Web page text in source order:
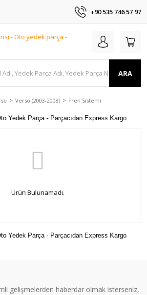
+90 535 746 57 97
ARA
Verso (2003-2008) Fren Sistemi
Ürün Bulunamadı.
gelişmelerden haberdar olmak isterseniz,